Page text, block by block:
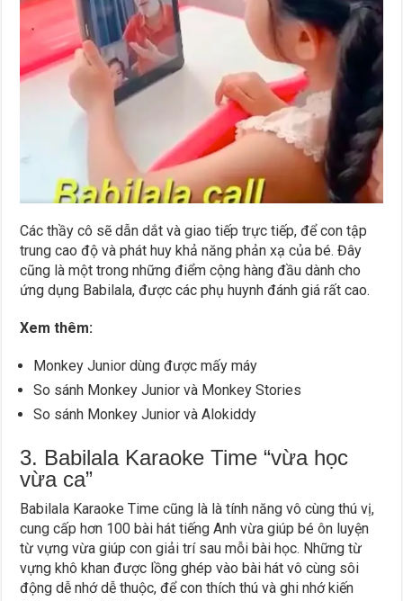
Các thầy cô sẽ dẫn dắt và giao tiếp trực tiếp, để con tập
trung cao độ và phát huy khả năng phản xạ của bé. Đây
cũng là một trong những điểm cộng hàng đầu dành cho
ứng dụng Babilala, được các phụ huynh đánh giá rất cao.
Xem thêm:
Monkey Junior dùng được mấy máy
So sánh Monkey Junior và Monkey Stories
So sánh Monkey Junior và Alokiddy
3. Babilala Karaoke Time “vừa học
vừa ca”
Babilala Karaoke Time cũng là là tính năng vô cùng thú vị,
cung cấp hơn 100 bài hát tiếng Anh vừa giúp bé ôn luyện
từ vựng vừa giúp con giải trí sau mỗi bài học. Những từ
vựng khô khan được lồng ghép vào bài hát vô cùng sôi
động dễ nhớ dễ thuộc, để con thích thú và ghi nhớ kiến